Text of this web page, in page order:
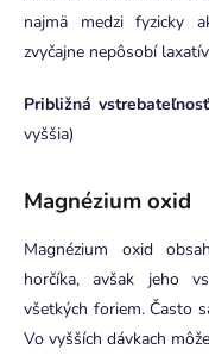
najmä medzi fyzicky
zvyčajne nepôsobí
Približná
vyššia)
Magnézium oxid
Magnézium oxid
horčíka, avšak jeho
všetkých foriem. Často
Vo vyšších dávkach